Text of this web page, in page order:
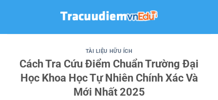
TÀI LIỆU HỮU ÍCH
Cách Tra Cứu Điểm Chuẩn Trường Đại
Học Khoa Học Tự Nhiên Chính Xác Và
Mới Nhất 2025